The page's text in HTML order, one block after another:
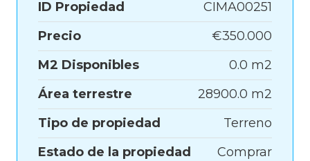
ID Propiedad
CIMA00251
Precio
€350.000
M2 Disponibles
0.0 m2
Área terrestre
28900.0 m2
Tipo de propiedad
Terreno
Estado de la propiedad
Comprar